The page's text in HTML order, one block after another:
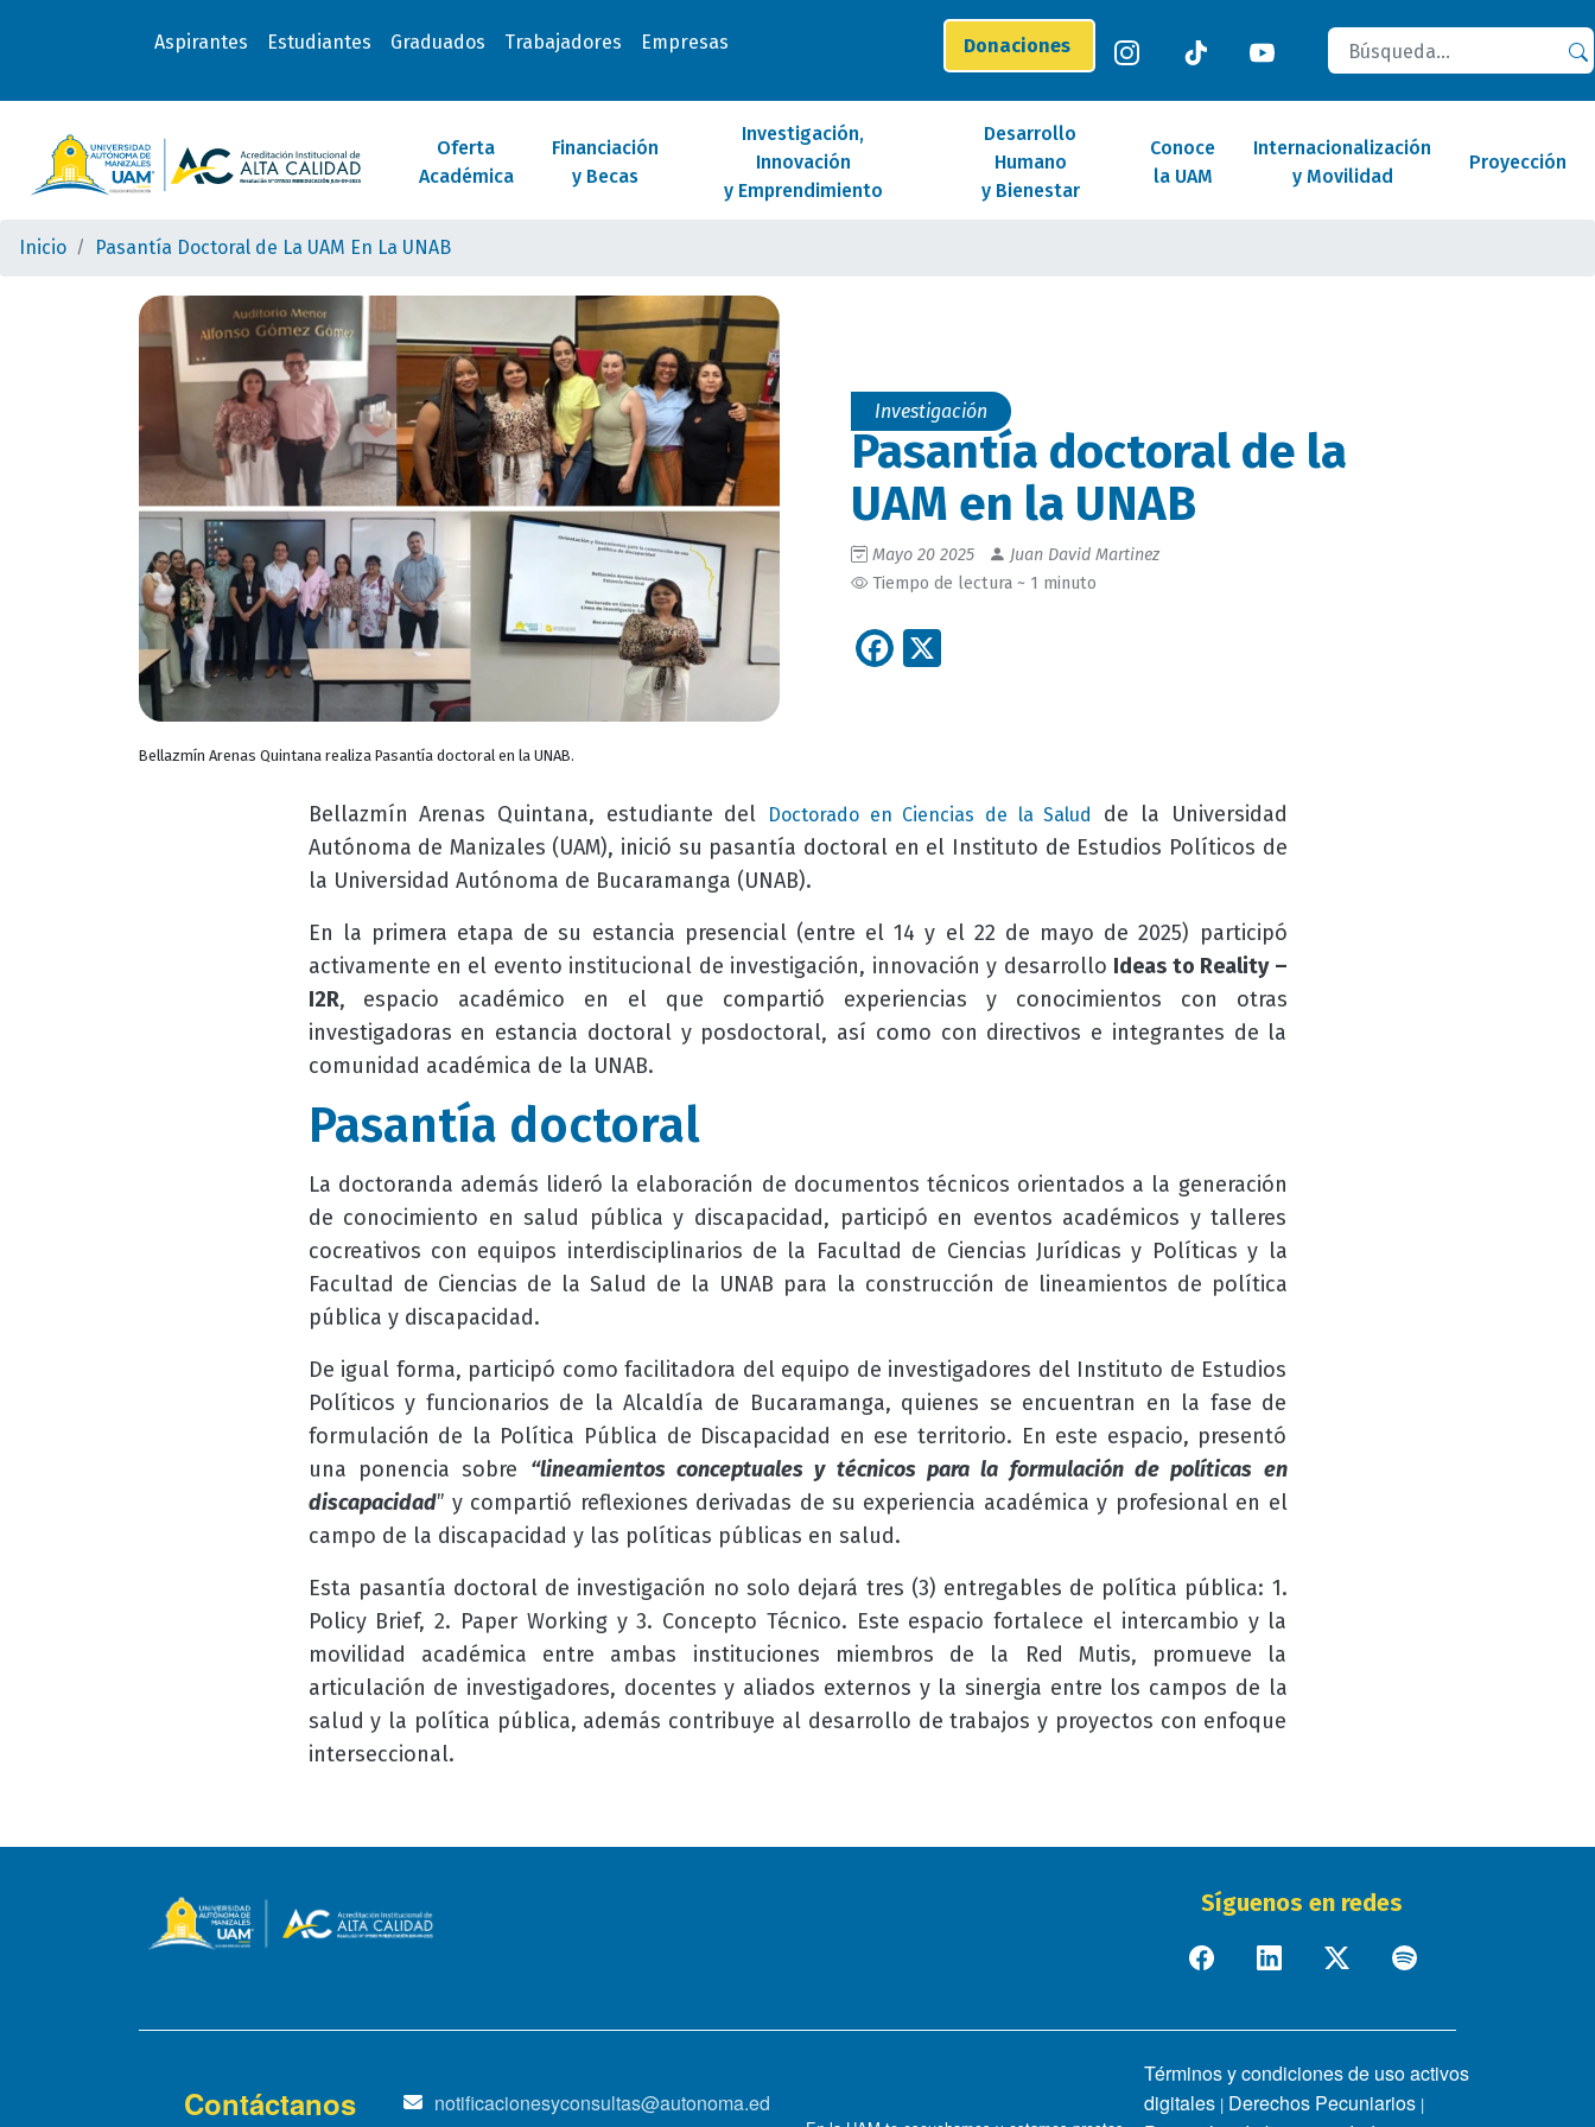
Aspirantes Estudiantes Graduados Trabajadores Empresas Donaciones
Buscar
Oferta
Académica
Financiación
y Becas
Investigación,
Innovación
y Emprendimiento
Desarrollo
Humano
y Bienestar
Conoce
la UAM
Internacionalización
y Movilidad
Proyección
Inicio Pasantía Doctoral de La UAM En La UNAB
Bellazmín Arenas Quintana realiza Pasantía doctoral en la UNAB.
Investigación
Pasantía doctoral de la
UAM en la UNAB
Mayo 20 2025
Juan David Martinez
Tiempo de lectura ~ 1 minuto
Facebook
Bellazmín Arenas Quintana, estudiante del Doctorado en Ciencias de la Salud
de la Universidad
Autónoma de Manizales (UAM), inició su pasantía doctoral en el Instituto de Estudios Políticos de
la Universidad Autónoma de Bucaramanga (UNAB).
En la primera etapa de su estancia presencial (entre el 14 y el 22 de mayo de 2025) participó
activamente en el evento institucional de investigación, innovación y desarrollo Ideas to Reality –
I2R, espacio académico en el que compartió experiencias y conocimientos con otras
investigadoras en estancia doctoral y posdoctoral, así como con directivos e integrantes de la
comunidad académica de la UNAB.
Pasantía doctoral
La doctoranda además lideró la elaboración de documentos técnicos orientados a la generación
de conocimiento en salud pública y discapacidad, participó en eventos académicos y talleres
cocreativos con equipos interdisciplinarios de la Facultad de Ciencias Jurídicas y Políticas y la
Facultad de Ciencias de la Salud de la UNAB para la construcción de lineamientos de política
pública y discapacidad.
De igual forma, participó como facilitadora del equipo de investigadores del Instituto de Estudios
Políticos y funcionarios de la Alcaldía de Bucaramanga, quienes se encuentran en la fase de
formulación de la Política Pública de Discapacidad en ese territorio. En este espacio, presentó
una ponencia sobre “lineamientos conceptuales y técnicos para la formulación de políticas en
discapacidad” y compartió reflexiones derivadas de su experiencia académica y profesional en el
campo de la discapacidad y las políticas públicas en salud.
Esta pasantía doctoral de investigación no solo dejará tres (3) entregables de política pública: 1.
Policy Brief, 2. Paper Working y 3. Concepto Técnico. Este espacio fortalece el intercambio y la
movilidad académica entre ambas instituciones miembros de la Red Mutis, promueve la
articulación de investigadores, docentes y aliados externos y la sinergia entre los campos de la
salud y la política pública, además contribuye al desarrollo de trabajos y proyectos con enfoque
interseccional.
Síguenos en redes
Contáctanos
notificacionesyconsultas@autonoma.ed
Términos y condiciones de uso activos
digitales | Derechos Pecuniarios |